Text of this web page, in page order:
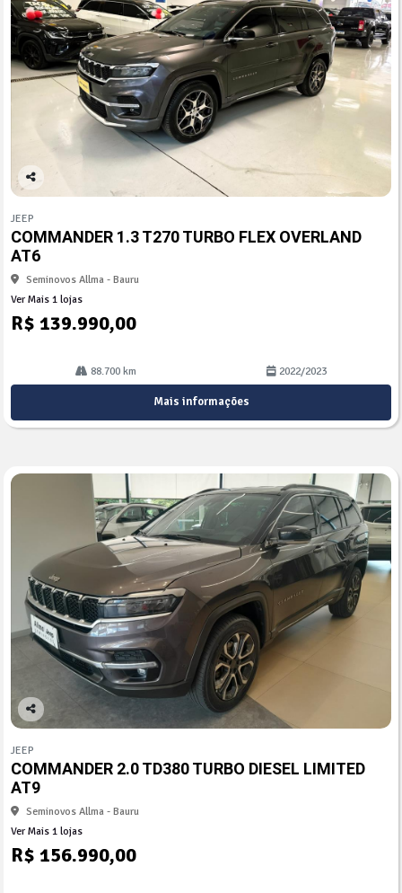
Co
arti
lhe
JEEP
COMMANDER 1.3 T270 TURBO FLEX OVERLAND
AT6
Seminovos Allma - Bauru
Ver Mais 1 lojas
R$ 139.990,00
88.700 km 2022/2023
Mais informações
Co
arti
lhe
JEEP
COMMANDER 2.0 TD380 TURBO DIESEL LIMITED
AT9
Seminovos Allma - Bauru
Ver Mais 1 lojas
R$ 156.990,00